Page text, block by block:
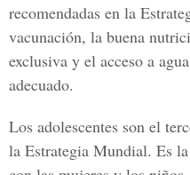
recomendadas en la
vacunación, la buena
exclusiva y el acceso a
adecuado.
Los adolescentes son el
la Estrategia Mundial. Es